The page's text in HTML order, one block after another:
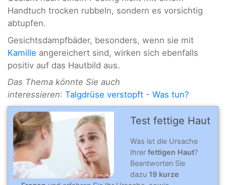
Handtuch trocken rubbeln, sondern es vorsichtig
abtupfen.
Gesichtsdampfbäder, besonders, wenn sie mit
Kamille angereichert sind, wirken sich ebenfalls
positiv auf das Hautbild aus.
Das Thema könnte Sie auch
interessieren: Talgdrüse verstopft - Was tun?
Test fettige Haut
Was ist die Ursache
Ihrer fettigen Haut?
Beantworten Sie
dazu 19 kurze